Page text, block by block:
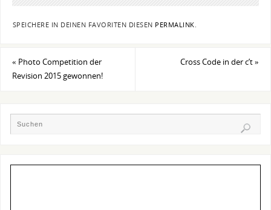
SPEICHERE IN DEINEN FAVORITEN DIESEN PERMALINK.
« Photo Competition der
Revision 2015 gewonnen!
Cross Code in der c’t»